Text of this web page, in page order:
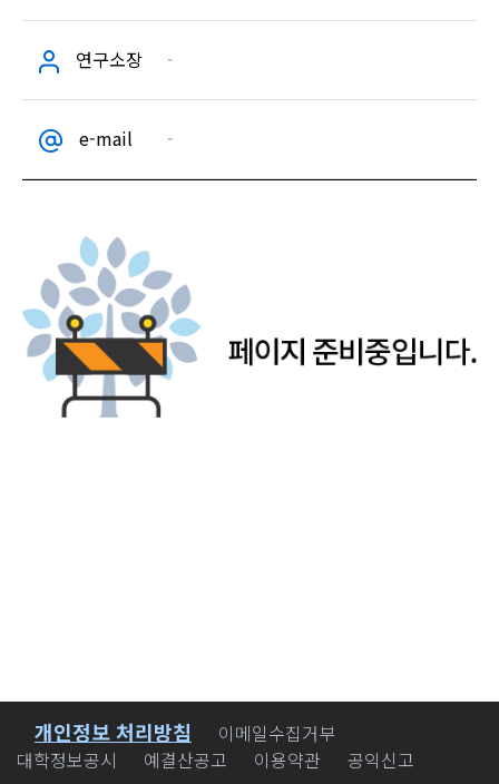
연구소장 -
e-mail -
바로가기
개인정보 처리방침
이메일수집거부
대학정보공시
예결산공고 이용약관 공익신고